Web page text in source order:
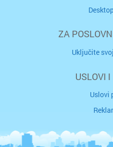
ZA
Uključite
USLOVI
Uslovi